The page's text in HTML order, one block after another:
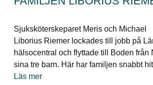
Sjuksköterskeparet Meris och Michael
Liborius Riemer lockades till jobb på
hälsocentral och flyttade till Boden från
sina tre barn. Här har familjen snabbt
Läs mer